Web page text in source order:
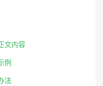
文内容
例
法